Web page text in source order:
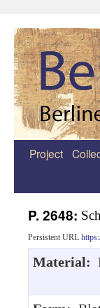
Zum
Project
P. 2648:
Persistent URL
Material: